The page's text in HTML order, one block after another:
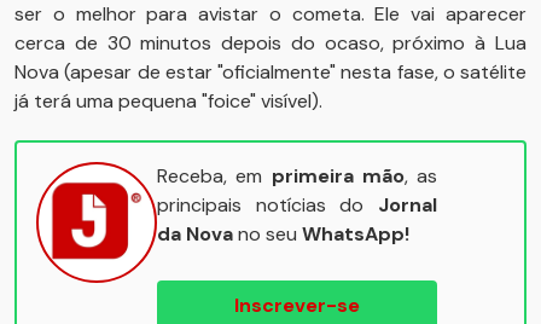
ser o melhor para avistar o cometa. Ele vai aparecer
cerca de 30 minutos depois do ocaso, próximo à Lua
Nova (apesar de estar "oficialmente" nesta fase, o satélite
já terá uma pequena "foice" visível).
Receba, em primeira mão, as
principais notícias do Jornal
da Novano seu WhatsApp!
Inscrever-se